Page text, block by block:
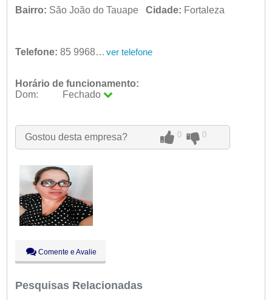
Bairro: São João do Tauape Cidade: Fortaleza
Telefone: 85 99686-7273 ver telefone
Horário de funcionamento:
Dom:
Fechado
Qua:
09:00 - 18:00
Qui:
09:00 - 18:00
Sáb:
Fechado
Dom:
Fechado
Gostou desta empresa? 0 0
Comente e Avalie
Pesquisas Relacionadas